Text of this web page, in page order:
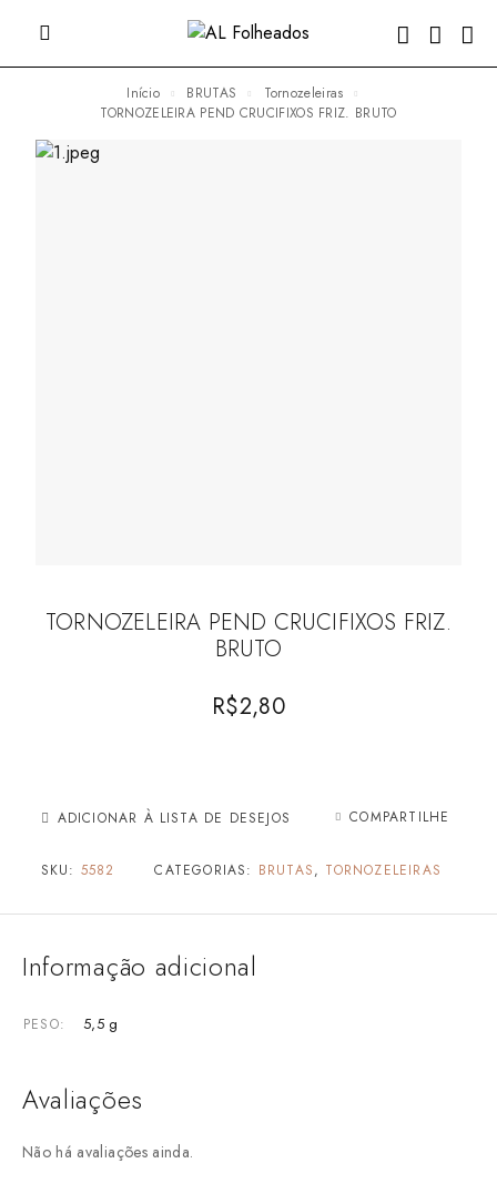
Início BRUTAS
Tornozeleiras
TORNOZELEIRA PEND CRUCIFIXOS FRIZ. BRUTO
TORNOZELEIRA PEND CRUCIFIXOS FRIZ.
BRUTO
R$2,80
ADICIONAR À LISTA DE DESEJOS COMPARTILHE
SKU: 5582 CATEGORIAS: BRUTAS, TORNOZELEIRAS
Informação adicional
PESO 5,5 g
Avaliações
Não há avaliações ainda.